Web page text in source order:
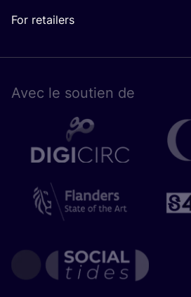
For retailers
Avec le sou­tien de